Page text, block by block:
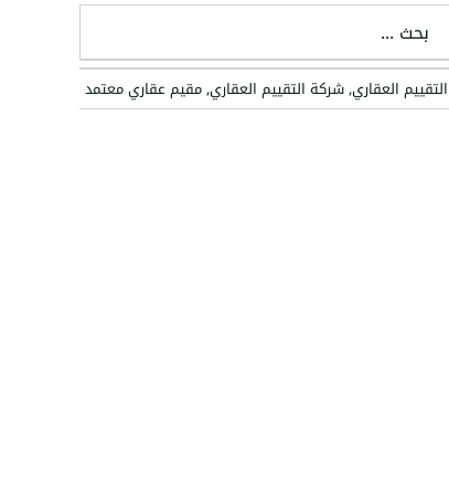
التقييم العقاري,شركة التقييم العقاري,مقيم عقاري معتمد